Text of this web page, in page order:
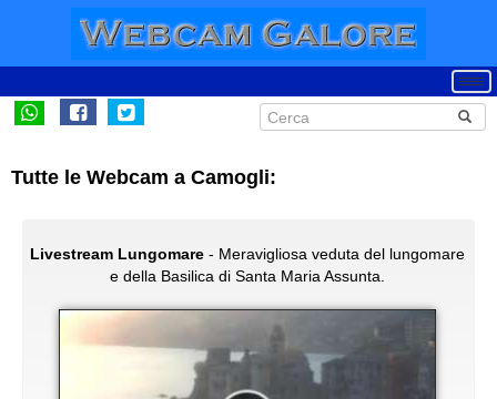
Tutte le Webcam a Camogli:
Livestream Lungomare- Meravigliosa veduta del lungomare
e della Basilica di Santa Maria Assunta.